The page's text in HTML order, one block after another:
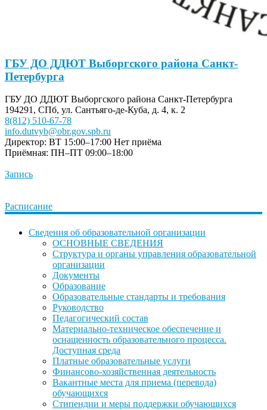
ГБУ ДО ДДЮТ Выборгского района Санкт-
Петербурга
ГБУ ДО ДДЮТ Выборгского района Санкт-Петербурга
194291, СПб, ул. Сантьяго-де-Куба, д. 4, к. 2
8(812) 510-67-78
info.dutvyb@obr.gov.spb.ru
Директор: ВТ 15:00–17:00 Нет приёма
Приёмная: ПН–ПТ 09:00–18:00
Запись
Расписание
Сведения об образовательной организации
ОСНОВНЫЕ СВЕДЕНИЯ
Структура и органы управления образовательной
организации
Документы
Образование
Образовательные стандарты и требования
Руководство
Педагогический состав
Материально-техническое обеспечение и
оснащенность образовательного процесса.
Доступная среда
Платные образовательные услуги
Финансово-хозяйственная деятельность
Вакантные места для приема (перевода)
обучающихся
Стипендии и меры поддержки обучающихся